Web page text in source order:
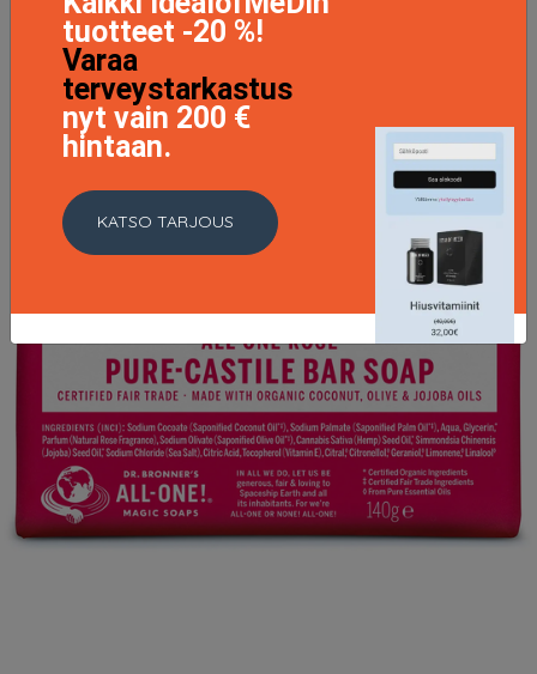
LISÄTIETOJA
tuotteet -20 %!
Varaa
terveystarkastus
nyt vain 200 €
hintaan.
KATSO TARJOUS